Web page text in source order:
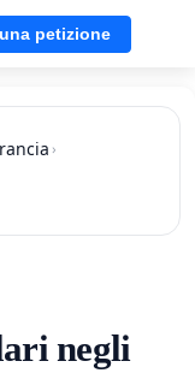
petizione
›
negli